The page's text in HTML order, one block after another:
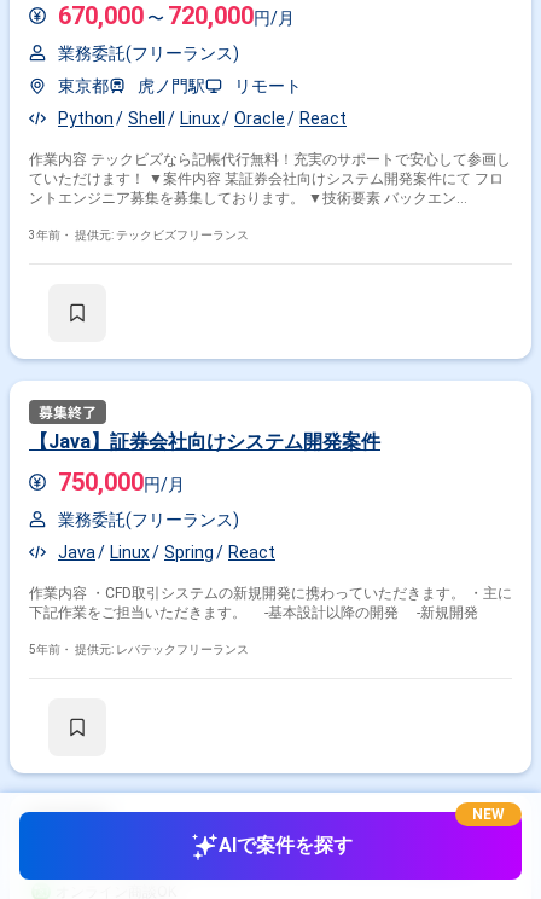
670,000 〜 720,000円/月
業務委託(フリーランス)
東京都
虎ノ門駅
リモート
Python
Shell Linux Oracle React
作業内容 テックビズなら記帳代行無料！充実のサポートで安心して参画し
ていただけます！ ▼案件内容 某証券会社向けシステム開発案件にて フロ
ントエンジニア募集を募集しております。 ▼技術要素 バックエン
※スキル次第で高単価もでますのでご相談ください。 ▼条件等 場所:リモー
3年前・ 提供元: テックビズフリーランス
【Java】証券会社向けシステム開発案件
750,000円/月
業務委託(フリーランス)
Java
Linux Spring React
作業内容 ・CFD取引システムの新規開発に携わっていただきます。 ・主に
下記作業をご担当いただきます。 -基本設計以降の開発 -新規開発
5年前・ 提供元: レバテックフリーランス
【Java】証券向け人事系アプリケーション支援案件
AIで案件を探す
NEW